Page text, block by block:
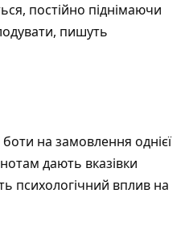
постійно піднімаючи
пишуть
на замовлення однієї
дають вказівки
психологічний вплив на